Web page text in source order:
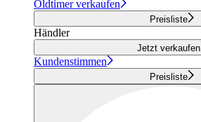
Oldtimer verkaufen
Preisliste
Händler
Jetzt verkaufen
Kundenstimmen
Preisliste